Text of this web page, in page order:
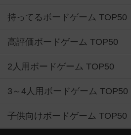
持ってるボードゲーム TOP50
高評価ボードゲーム TOP50
2人用ボードゲーム TOP50
3～4人用ボードゲーム TOP50
子供向けボードゲーム TOP50